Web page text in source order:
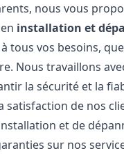
nous vous
installation et
tous vos besoins,
Nous travaillons
la sécurité et la
satisfaction de nos
et de
sur nos